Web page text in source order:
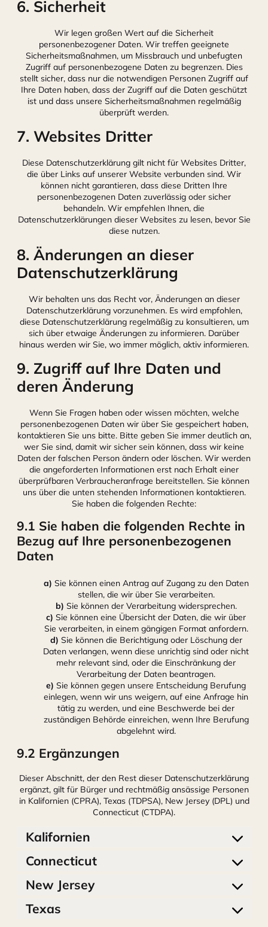
6. Sicherheit
Wir legen großen Wert auf die Sicherheit
personenbezogener Daten. Wir treffen geeignete
Sicherheitsmaßnahmen, um Missbrauch und unbefugten
Zugriff auf personenbezogene Daten zu begrenzen. Dies
stellt sicher, dass nur die notwendigen Personen Zugriff auf
Ihre Daten haben, dass der Zugriff auf die Daten geschützt
ist und dass unsere Sicherheitsmaßnahmen regelmäßig
überprüft werden.
7. Websites Dritter
Diese Datenschutzerklärung gilt nicht für Websites Dritter,
die über Links auf unserer Website verbunden sind. Wir
können nicht garantieren, dass diese Dritten Ihre
personenbezogenen Daten zuverlässig oder sicher
behandeln. Wir empfehlen Ihnen, die
Datenschutzerklärungen dieser Websites zu lesen, bevor Sie
diese nutzen.
8. Änderungen an dieser
Datenschutzerklärung
Wir behalten uns das Recht vor, Änderungen an dieser
Datenschutzerklärung vorzunehmen. Es wird empfohlen,
diese Datenschutzerklärung regelmäßig zu konsultieren, um
sich über etwaige Änderungen zu informieren. Darüber
hinaus werden wir Sie, wo immer möglich, aktiv informieren.
9. Zugriff auf Ihre Daten und
deren Änderung
Wenn Sie Fragen haben oder wissen möchten, welche
personenbezogenen Daten wir über Sie gespeichert haben,
kontaktieren Sie uns bitte. Bitte geben Sie immer deutlich an,
wer Sie sind, damit wir sicher sein können, dass wir keine
Daten der falschen Person ändern oder löschen. Wir werden
die angeforderten Informationen erst nach Erhalt einer
überprüfbaren Verbraucheranfrage bereitstellen. Sie können
uns über die unten stehenden Informationen kontaktieren.
Sie haben die folgenden Rechte:
9.1 Sie haben die folgenden Rechte in
Bezug auf Ihre personenbezogenen
Daten
Sie können einen Antrag auf Zugang zu den Daten
stellen, die wir über Sie verarbeiten.
Sie können der Verarbeitung widersprechen.
Sie können eine Übersicht der Daten, die wir über
Sie verarbeiten, in einem gängigen Format anfordern.
Sie können die Berichtigung oder Löschung der
Daten verlangen, wenn diese unrichtig sind oder nicht
mehr relevant sind, oder die Einschränkung der
Verarbeitung der Daten beantragen.
Sie können gegen unsere Entscheidung Berufung
einlegen, wenn wir uns weigern, auf eine Anfrage hin
tätig zu werden, und eine Beschwerde bei der
zuständigen Behörde einreichen, wenn Ihre Berufung
abgelehnt wird.
9.2 Ergänzungen
Dieser Abschnitt, der den Rest dieser Datenschutzerklärung
ergänzt, gilt für Bürger und rechtmäßig ansässige Personen
in Kalifornien (CPRA), Texas (TDPSA), New Jersey (DPL) und
Connecticut (CTDPA).
Kalifornien
Connecticut
New Jersey
Texas